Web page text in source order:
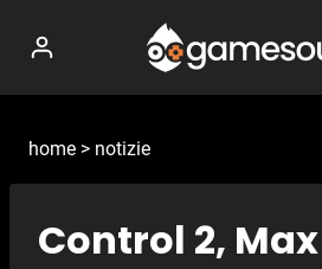
contenuto
home > notizie
Control 2, Max